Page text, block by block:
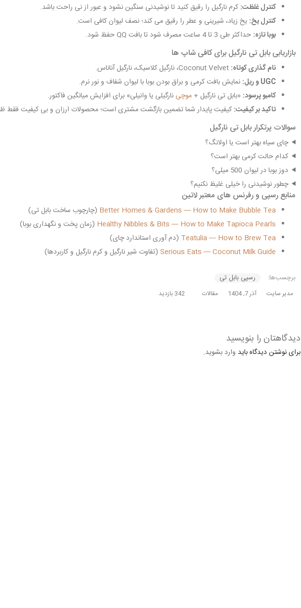
کنترل غلظت: کرم نارگیل را رقیق کنید تا نوشیدنی سنگین نشود و عبور از نی راحت باشد.
کنترل یخ: یخ زیاد، شیرینی و عطر را رقیق می کند؛ نصف لیوان کافی است.
بوبا تازه: حداکثر طی 3 تا 4 ساعت مصرف شود تا بافت QQ حفظ شود.
بازاریابی بابل تی نارگیل برای کافی شاپ ها
نام گذاری کوتاه:
UGC و ریل:
نمایش بافت کرمی و براق بودن بوبا با لیوان شفاف و نور نرم.
کامبو پرسود: «بابل تی نارگیل + موچی نارگیلی یا وانیلی» برای افزایش میانگین فاکتور.
تاکید بر کیفیت: کیفیت پایدار شما تضمین بازگشت مشتری است؛ محصولات ارزان و بی کیفیت فقط
سوالات پرتکرار بابل تی نارگیل
چای سیاه بهتر است یا اولانگ؟
کدام حالت کرمی بهتر است؟
دوز بوبا در لیوان 500 میلی؟
چطور نوشیدنی را خیلی غلیظ نکنیم؟
منابع رسپی و رفرنس های معتبر لاتین
Better Homes & Gardens — How to Make Bubble Tea (چارچوب ساخت بابل تی)
Healthy Nibbles & Bits — How to Make Tapioca Pearls (زمان پخت و نگهداری بوبا)
Teatulia — How to Brew Tea (دم آوری استاندارد چای)
Serious Eats — Coconut Milk Guide (تفاوت شیر نارگیل و کرم نارگیل و کاربردها)
برچسب‌ها: رسپی بابل تی
مدیر سایت آذر 7, 1404 مقالات 342 بازدید
دیدگاهتان را بنویسید
برای نوشتن دیدگاه باید وارد بشوید.